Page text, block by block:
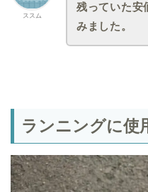
ススム
残っていた安
みました。
ランニングに使